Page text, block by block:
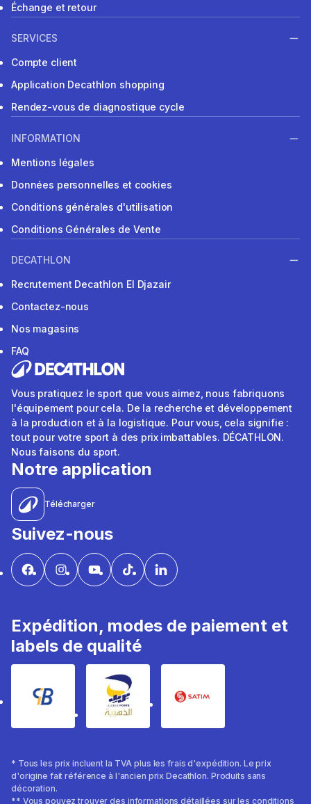
Échange et retour
SERVICES
Compte client
Application Decathlon shopping
Rendez-vous de diagnostique cycle
INFORMATION
Mentions légales
Données personnelles et cookies
Conditions générales d'utilisation
Conditions Générales de Vente
DECATHLON
Recrutement Decathlon El Djazair
Contactez-nous
Nos magasins
FAQ
Vous pratiquez le sport que vous aimez, nous fabriquons
l'équipement pour cela. De la recherche et développement
à la production et à la logistique. Pour vous, cela signifie :
tout pour votre sport à des prix imbattables. DÉCATHLON.
Nous faisons du sport.
Notre application
Télécharger
Suivez-nous
Expédition, modes de paiement et
labels de qualité
* Tous les prix incluent la TVA plus les frais d'expédition. Le prix
d'origine fait référence à l'ancien prix Decathlon. Produits sans
décoration.
** Vous pouvez trouver des informations détaillées sur les conditions